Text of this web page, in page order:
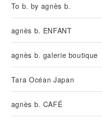
To b. by agnès b.
agnès b. ENFANT
agnès b. galerie boutique
Tara Océan Japan
agnès b. CAFÉ